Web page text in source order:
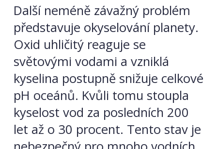
Další neméně závažný problém
představuje okyselování planety.
Oxid uhličitý reaguje se
světovými vodami a vzniklá
kyselina postupně snižuje celkové
pH oceánů. Kvůli tomu stoupla
kyselost vod za posledních 200
let až o 30 procent. Tento stav je